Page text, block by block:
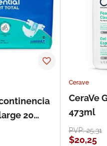
20
Cerave
CeraVe
473ml
PVP:25,31
$20,25